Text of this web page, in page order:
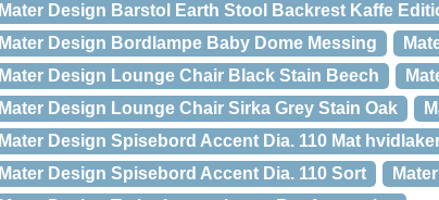
Mater Design Barstol Earth Stool Backrest Kaffe
Mater Design Bordlampe Baby Dome Messing
Mater Design Lounge Chair Black Stain Beech
Mater Design Lounge Chair Sirka Grey Stain Oak
Mater Design Spisebord Accent Dia. 110 Mat
Mater Design Spisebord Accent Dia. 110 Sort